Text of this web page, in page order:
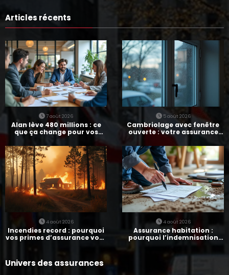
Articles récents
7 août 2026
Alan lève 480 millions : ce
que ça change pour vos
5 août 2026
Cambriolage avec fenêtre
ouverte : votre assurance
paie-t-elle ?
4 août 2026
Incendies record : pourquoi
vos primes d’assurance vont
4 août 2026
Assurance habitation :
pourquoi l’indemnisation
prend parfois 7 mois
Univers des assurances